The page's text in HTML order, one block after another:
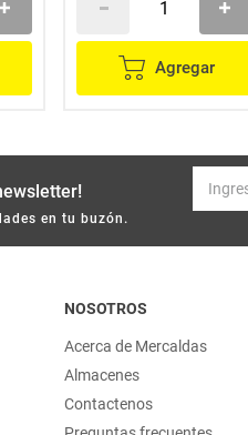
Agregar
en tu buzón.
NOSOTROS
Acerca de Mercaldas
Almacenes
Contactenos